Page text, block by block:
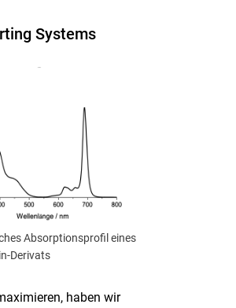
Systems
Absorptionsprofil eines
Derivats
haben wir